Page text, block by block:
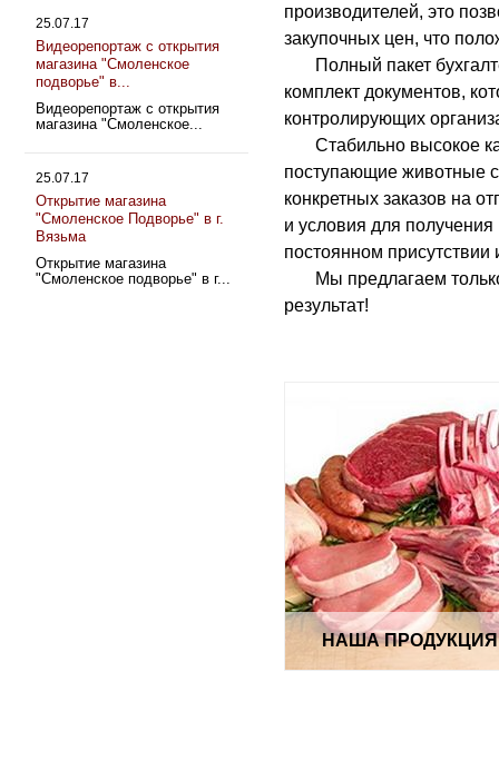
25.07.17
Видеорепортаж с открытия
магазина "Смоленское
подворье" в...
Видеорепортаж с открытия
магазина "Смоленское...
25.07.17
Открытие магазина
"Смоленское Подворье" в г.
Вязьма
Открытие магазина
"Смоленское подворье" в г...
производителей, это
закупочных цен, что
Полный пакет
комплект документов,
контролирующих
Стабильно высокое
поступающие животные
конкретных заказов на
и условия для
постоянном присутствии
Мы предлагаем только
результат!
НАША ПРОДУКЦИЯ